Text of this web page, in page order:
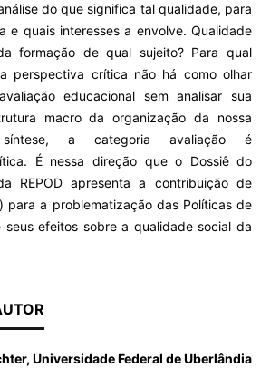
do que significa tal qualidade, para
e quais interesses a envolve. Qualidade
formação de qual sujeito? Para qual
perspectiva crítica não há como olhar
educacional sem analisar sua
macro da organização da nossa
a categoria avaliação é
É nessa direção que o Dossiê do
REPOD apresenta a contribuição de
para a problematização das Políticas de
seus efeitos sobre a qualidade social da
Universidade Federal de Uberlândia